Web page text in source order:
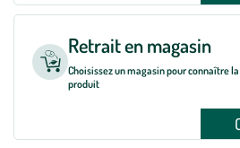
Retrait en magasin
Choisissez un magasin pour connaître
produit